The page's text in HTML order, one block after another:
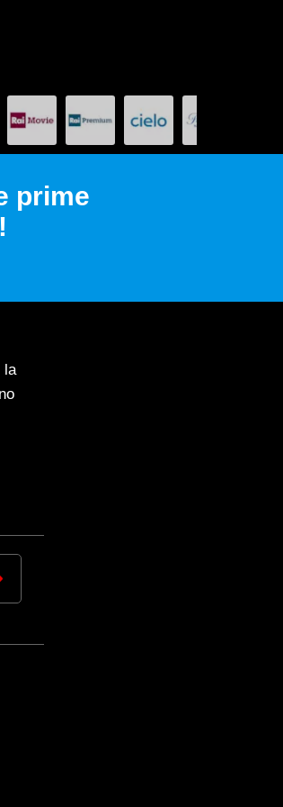
prime
la